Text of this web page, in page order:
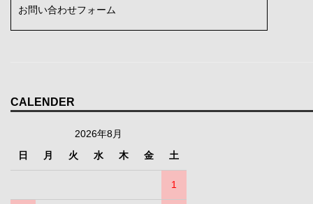
お問い合わせフォーム
CALENDER
2026年8月
日
月 火 水 木 金 土
1